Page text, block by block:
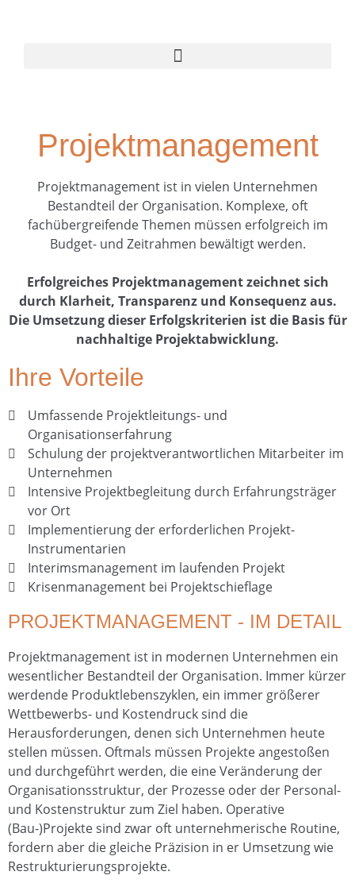
Projektmanagement
Projektmanagement ist in vielen Unternehmen
Bestandteil der Organisation. Komplexe, oft
fachübergreifende Themen müssen erfolgreich im
Budget- und Zeitrahmen bewältigt werden.
Erfolgreiches Projektmanagement zeichnet sich
durch Klarheit, Transparenz und Konsequenz aus.
Die Umsetzung dieser Erfolgskriterien ist die Basis für
nachhaltige Projektabwicklung.
Ihre Vorteile
Umfassende Projektleitungs- und
Organisationserfahrung
Schulung der projektverantwortlichen Mitarbeiter im
Unternehmen
Intensive Projektbegleitung durch Erfahrungsträger
vor Ort
Implementierung der erforderlichen Projekt-
Instrumentarien
Interimsmanagement im laufenden Projekt
Krisenmanagement bei Projektschieflage
PROJEKTMANAGEMENT - IM DETAIL
Projektmanagement ist in modernen Unternehmen ein
wesentlicher Bestandteil der Organisation. Immer kürzer
werdende Produktlebenszyklen, ein immer größerer
Wettbewerbs- und Kostendruck sind die
Herausforderungen, denen sich Unternehmen heute
stellen müssen. Oftmals müssen Projekte angestoßen
und durchgeführt werden, die eine Veränderung der
Organisationsstruktur, der Prozesse oder der Personal-
und Kostenstruktur zum Ziel haben. Operative
(Bau-)Projekte sind zwar oft unternehmerische Routine,
fordern aber die gleiche Präzision in er Umsetzung wie
Restrukturierungsprojekte.